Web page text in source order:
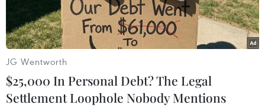
trangDigitimes, theo đó Apple đã thông báo tới
các nhà phân phối chuẩn bị sẵn sàngcho việc
đón nhận thiết bị mới này.
4 vào giữa năm 2013. Mẫutablet mới này sẽ là
một thiết bị sở hữu màn hình 9,7 inch, công
JG Wentworth
$25,000 In Personal Debt? The Legal
Settlement Loophole Nobody Mentions